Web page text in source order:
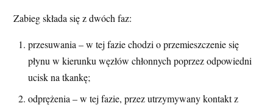
Zabieg składa się z dwóch faz:
przesuwania – w tej fazie chodzi o przemieszczenie się
płynu w kierunku węzłów chłonnych poprzez odpowiedni
ucisk na tkankę;
odprężenia – w tej fazie, przez utrzymywany kontakt z